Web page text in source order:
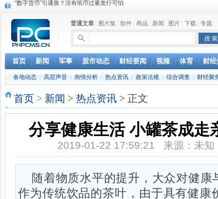
上市公司公告一览：永兴特钢筹划收购新能源材料行业资产
马云携罗汉堂亮相达沃斯：人类正处数据时代的最早期
女子听信“嚼口香糖燃脂” 瘦身不成反“胖了脸”
“数字货币”引通胀？没有纸币过量发行可怕
普通文章 图片集 软件 商品 新闻 图片 下载 专题
首页 新闻 军事 股市动态 财经要闻 视频 体育 财
各地动态 高层声音 舆情分析 热点资讯 政策法规 综合调查 财经聚
首页 > 新闻 > 热点资讯 > 正文
分享健康生活 小罐茶成走
2019-01-22 17:59:21 来源：未
随着物质水平的提升，大众对健康
作为传统饮品的茶叶，由于具有健康